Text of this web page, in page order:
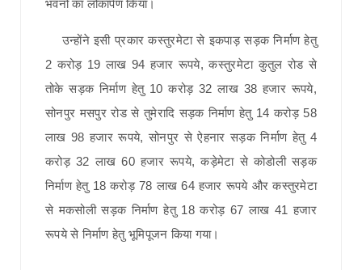
भवनों का लोकार्पण किया।
उन्होंने इसी प्रकार कस्तुरमेटा से इकपाड़ सड़क निर्माण हेतु
2 करोड़ 19 लाख 94 हजार रूपये, कस्तुरमेटा कुतुल रोड से
तोके सड़क निर्माण हेतु 10 करोड़ 32 लाख 38 हजार रूपये,
सोनपुर मसपुर रोड से तुमेरादि सड़क निर्माण हेतु 14 करोड़ 58
लाख 98 हजार रूपये, सोनपुर से ऐहनार सड़क निर्माण हेतु 4
करोड़ 32 लाख 60 हजार रूपये, कड़ेमेटा से कोडोली सड़क
निर्माण हेतु 18 करोड़ 78 लाख 64 हजार रूपये और कस्तुरमेटा
से मकसोली सड़क निर्माण हेतु 18 करोड़ 67 लाख 41 हजार
रूपये से निर्माण हेतु भूमिपूजन किया गया।